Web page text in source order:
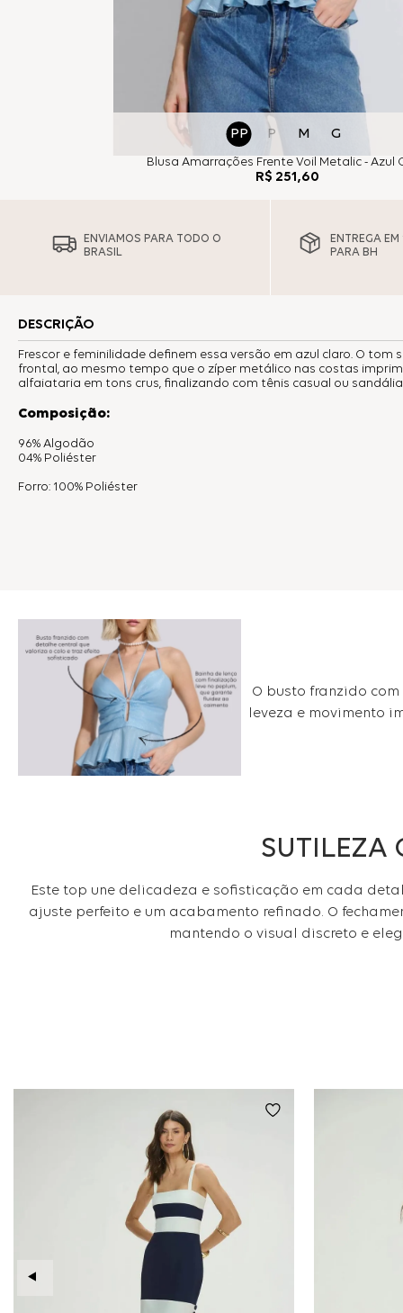
PP P M G
Blusa Amarrações Frente Voil Metalic - Azul
R$ 251,60
ENVIAMOS PARA TODO O
BRASIL
ENTREGA
PARA BH
DESCRIÇÃO
Frescor e feminilidade definem essa versão em azul claro. O
frontal, ao mesmo tempo que o zíper metálico nas costas
alfaiataria em tons crus, finalizando com tênis casual ou
Composição:
96% Algodão
04% Poliéster
Forro: 100% Poliéster
O busto franzido
leveza e movimento
SUTILEZA
Este top une delicadeza e sofisticação em cada
ajuste perfeito e um acabamento refinado. O
mantendo o visual discreto e